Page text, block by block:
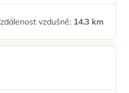
vzdušně: 14.3 km